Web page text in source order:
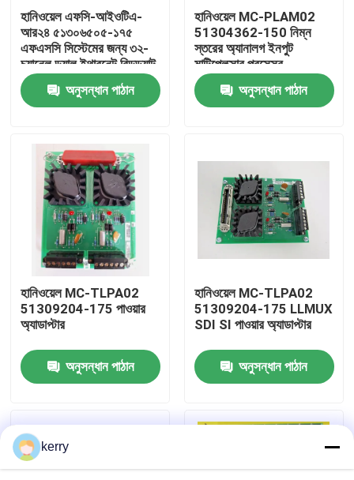
বাড়ি
পণ্য
আমাদের সম্পর্কে
কারখানা ভ্রমণ
মান নিয়ন্ত্রণ
আমাদের সাথে যোগাযোগ
উদ্ধৃতির জন্য আবেদন
ABB 800xa
হানিওয়েল এফসি-আইওটিএ-
আর২৪ ৫১৩০৬৫০৫-১৭৫
এফএসসি সিস্টেমের জন্য ৩২-
চ্যানেল ডুয়াল ইথারনেট রিডন্ড্যান্ট
আইও টার্মিনেশন অ্যাসেম্বলি
অনুসন্ধান পাঠান
হানিওয়েল MC-PLAM02
51304362-150 নিম্ন
স্তরের অ্যানালগ ইনপুট
মাল্টিপ্লেক্সার প্রসেসর
অনুসন্ধান পাঠান
হানিওয়েল MC-TLPA02
51309204-175 পাওয়ার
অ্যাডাপ্টার
অনুসন্ধান পাঠান
হানিওয়েল MC-TLPA02
51309204-175 LLMUX
SDI SI পাওয়ার অ্যাডাপ্টার
অনুসন্ধান পাঠান
kerry